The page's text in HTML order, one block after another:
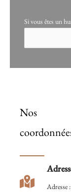
Si vous êtes un
Nos
Adresse :